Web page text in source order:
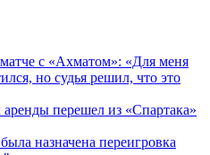
с «Ахматом»: «Для меня
но судья решил, что это
перешел из «Спартака»
назначена переигровка